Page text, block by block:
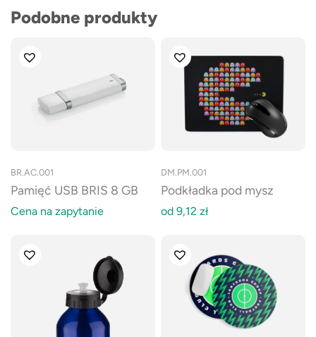
Podobne produkty
BR.AC.001
Pamięć USB BRIS 8 GB
Cena na zapytanie
DM.PM.001
Podkładka pod mysz
od 9,12 zł